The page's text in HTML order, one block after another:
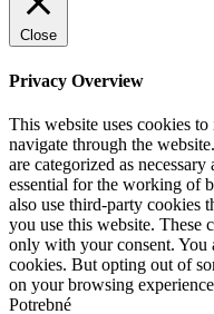
Close
Privacy Overview
This website uses cookies
navigate through the
are categorized as
essential for the working of
also use third-party cookies
you use this website. These
only with your consent. You
cookies. But opting out of
on your browsing
Potrebné